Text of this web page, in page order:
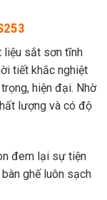
liệu sắt sơn tĩnh
tiết khắc nghiệt
hiện đại. Nhờ
lượng và có độ
đem lại sự tiện
ghế luôn sạch